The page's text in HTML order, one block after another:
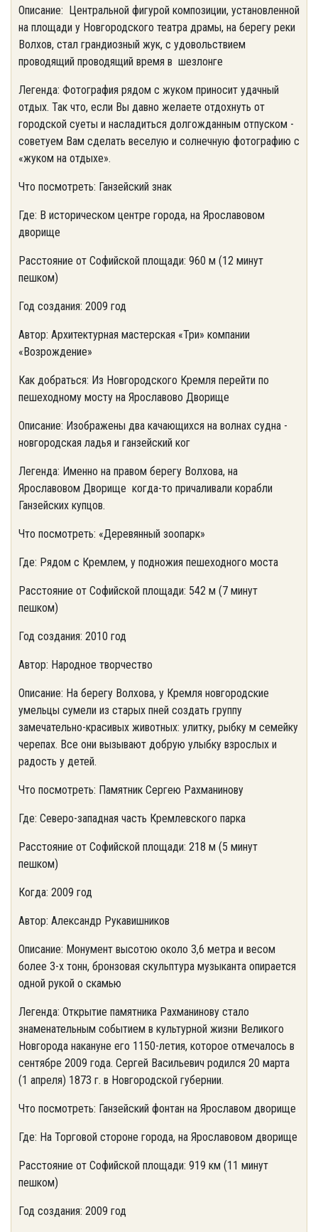
Описание: Центральной фигурой композиции, установленной
на площади у Новгородского театра драмы, на берегу реки
Волхов, стал грандиозный жук, с удовольствием
проводящий проводящий время в шезлонге
Легенда: Фотография рядом с жуком приносит удачный
отдых. Так что, если Вы давно желаете отдохнуть от
городской суеты и насладиться долгожданным отпуском -
советуем Вам сделать веселую и солнечную фотографию с
«жуком на отдыхе».
Что посмотреть: Ганзейский знак
Где: В историческом центре города, на Ярославовом
дворище
Расстояние от Софийской площади: 960 м (12 минут
пешком)
Год создания: 2009 год
Автор: Архитектурная мастерская «Три» компании
«Возрождение»
Как добраться: Из Новгородского Кремля перейти по
пешеходному мосту на Ярославово Дворище
Описание: Изображены два качающихся на волнах судна -
новгородская ладья и ганзейский ког
Легенда: Именно на правом берегу Волхова, на
Ярославовом Дворище когда-то причаливали корабли
Ганзейских купцов.
Что посмотреть: «Деревянный зоопарк»
Где: Рядом с Кремлем, у подножия пешеходного моста
Расстояние от Софийской площади: 542 м (7 минут
пешком)
Год создания: 2010 год
Автор: Народное творчество
Описание: На берегу Волхова, у Кремля новгородские
умельцы сумели из старых пней создать группу
замечательно-красивых животных: улитку, рыбку м семейку
черепах. Все они вызывают добрую улыбку взрослых и
радость у детей.
Что посмотреть: Памятник Сергею Рахманинову
Где: Северо-западная часть Кремлевского парка
Расстояние от Софийской площади: 218 м (5 минут
пешком)
Когда: 2009 год
Автор: Александр Рукавишников
Описание: Монумент высотою около 3,6 метра и весом
более 3-х тонн, бронзовая скульптура музыканта опирается
одной рукой о скамью
Легенда: Открытие памятника Рахманинову стало
знаменательным событием в культурной жизни Великого
Новгорода накануне его 1150-летия, которое отмечалось в
сентябре 2009 года. Сергей Васильевич родился 20 марта
(1 апреля) 1873 г. в Новгородской губернии.
Что посмотреть: Ганзейский фонтан на Ярославом дворище
Где: На Торговой стороне города, на Ярославовом дворище
Расстояние от Софийской площади: 919 км (11 минут
пешком)
Год создания: 2009 год